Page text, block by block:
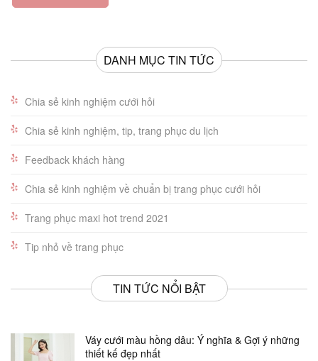
DANH MỤC TIN TỨC
Chia sẻ kinh nghiệm cưới hỏi
Chia sẻ kinh nghiệm, tip, trang phục du lịch
Feedback khách hàng
Chia sẻ kinh nghiệm về chuẩn bị trang phục cưới hỏi
Trang phục maxi hot trend 2021
Tip nhỏ về trang phục
TIN TỨC NỔI BẬT
Váy cưới màu hồng dâu: Ý nghĩa & Gợi ý những
thiết kế đẹp nhất